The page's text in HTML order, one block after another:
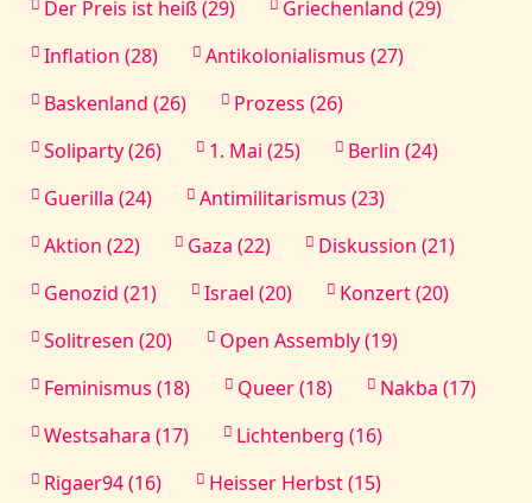
Der Preis ist heiß (29)
Griechenland (29)
Inflation (28)
Antikolonialismus (27)
Baskenland (26)
Prozess (26)
Soliparty (26)
1. Mai (25)
Berlin (24)
Guerilla (24)
Antimilitarismus (23)
Aktion (22)
Gaza (22)
Diskussion (21)
Genozid (21)
Israel (20)
Konzert (20)
Solitresen (20)
Open Assembly (19)
Feminismus (18)
Queer (18)
Nakba (17)
Westsahara (17)
Lichtenberg (16)
Rigaer94 (16)
Heisser Herbst (15)